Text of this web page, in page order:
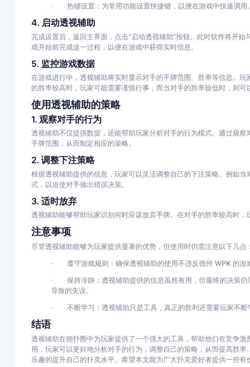
·
热键设置 ：为常用功能设置快捷键，以便在游戏中快速调用。
4. 启动透视辅助
完成设置后，返回主界面，点击“启动透视辅助”按钮。此时软件将开始
戏开始前完成这一过程，以便在游戏中获得实时信息。
5. 监控游戏数据
在游戏进行中，透视辅助将实时显示对手的手牌范围、胜率等信息。
的胜率较高时，玩家可能需要谨慎行事，而当对手的胜率较低时，则可
使用透视辅助的策略
1. 观察对手的行为
透视辅助不仅提供数据，还能帮助玩家分析对手的行为模式。通过观
手牌范围，从而制定相应的策略。
2. 调整下注策略
根据透视辅助提供的信息，玩家可以灵活调整自己的下注策略。例如
式，以迫使对手做出错误决策。
3. 适时放弃
透视辅助能够帮助玩家识别何时应该放弃手牌。在对手的胜率较高时，
注意事项
尽管透视辅助能够为玩家提供显著的优势，但使用时仍需注意以下几点：
·
遵守游戏规则 ：确保透视辅助的使用不违反德州 WPK 的游
·
保持冷静：透视辅助提供的信息虽然有用，但最终的决策
导致的失误。
·
不断学习 ：透视辅助只是工具，真正的胜利还需要玩家不断
结语
透视辅助在德扑圈中为玩家提供了一个强大的工具，帮助他们在竞争
用，玩家可以更好地分析对手的行为，调整自己的策略，从而提高胜
乐趣的提升自己的扑克水平。希望本文能为广大扑克爱好者提供一些